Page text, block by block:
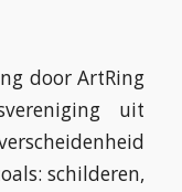
door ArtRing
uit
schilderen,